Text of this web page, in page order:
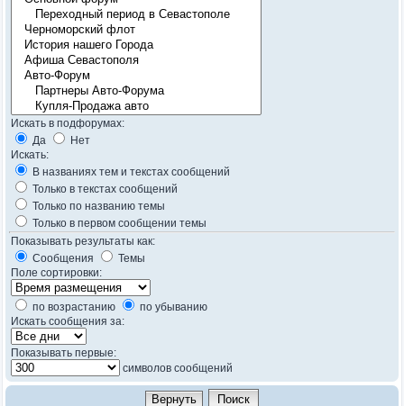
Искать в подфорумах:
Да
Нет
Искать:
В названиях тем и текстах сообщений
Только в текстах сообщений
Только по названию темы
Только в первом сообщении темы
Показывать результаты как:
Сообщения
Темы
Поле сортировки:
по возрастанию
по убыванию
Искать сообщения за:
Показывать первые:
символов сообщений